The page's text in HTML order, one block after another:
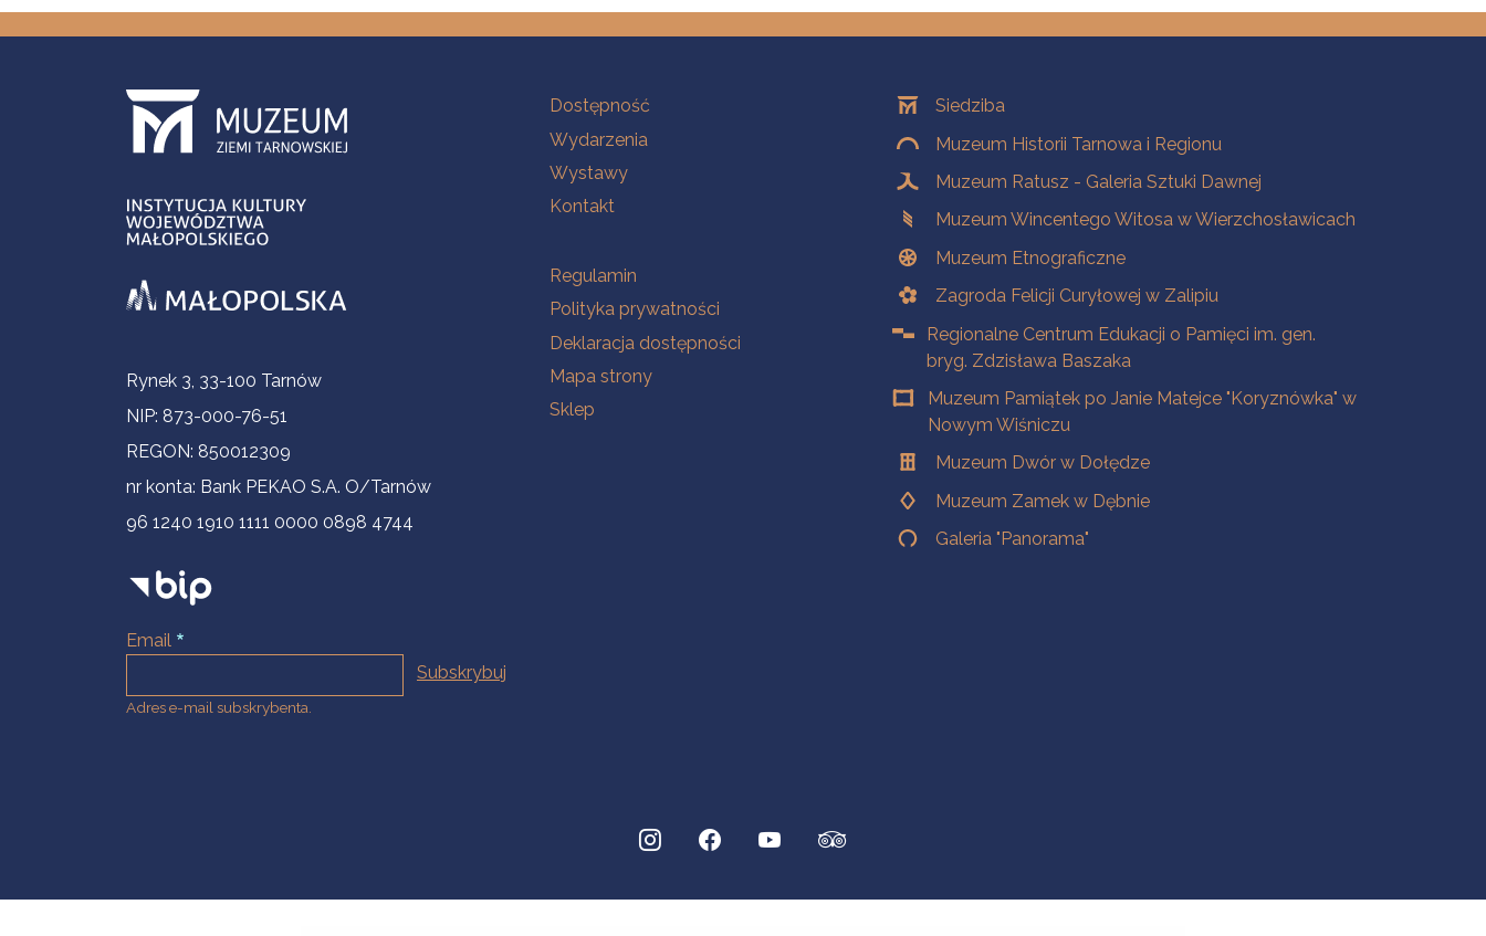
Informacje kontaktowe
Rynek 3, 33-100 Tarnów
NIP: 873-000-76-51
REGON: 850012309
nr konta: Bank PEKAO S.A. O/Tarnów
96 1240 1910 1111 0000 0898 4744
Email
Adres e-mail subskrybenta.
Na skróty
Dostępność
Wydarzenia
Wystawy
Kontakt
Na skróty
Regulamin
Polityka prywatności
Deklaracja dostępności
Mapa strony
Sklep
OddziałySiedziba
Muzeum Historii Tarnowa i Regionu
Muzeum Ratusz - Galeria Sztuki Dawnej
Muzeum Wincentego Witosa w Wierzchosławicach
Muzeum Etnograficzne
Zagroda Felicji Curyłowej w Zalipiu
Regionalne Centrum Edukacji o Pamięci im. gen.
bryg. Zdzisława Baszaka
Muzeum Pamiątek po Janie Matejce "Koryznówka" w
Nowym Wiśniczu
Muzeum Dwór w Dołędze
Muzeum Zamek w Dębnie
Galeria "Panorama"